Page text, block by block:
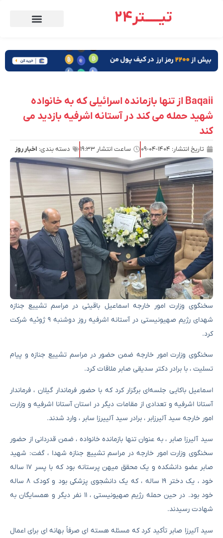
تیـــــتر24
Baqaii از تنها بازمانده اسرائیلی که به خانواده
شهید حمله می کند در آستانه اشرفیه بازدید می
کند
تاریخ انتشار: ۱۴۰۴-۰۴-۰۹ ساعت انتشار ۱۹:۳۳ دسته بندی: اخبار روز
سخنگوی وزارت امور خارجه اسماعیل باقیئی در مراسم تشییع جنازه
شهدای رژیم صهیونیستی در آستانه اشرفیه روز دوشنبه ۹ ژوئیه شرکت
کرد.
سخنگوی وزارت امور خارجه ضمن حضور در مراسم تشییع جنازه و پیام
تسلیت ، با برادر دکتر سدیقی صابر ملاقات کرد.
اسماعیل باکایی جلسه‌ای برگزار کرد که با حضور فرماندار گیلان ، فرماندار
آستانا اشرفیه و تعدادی از مقامات دیگر در استان آستانا اشرفیه و وزارت
امور خارجه سید آلیرزابر ، برادر سید آلییرزا سابر ، وارد شدند.
سید آلیرزا صابر ، به عنوان تنها بازمانده خانواده ، ضمن قدردانی از حضور
سخنگوی وزارت امور خارجه در مراسم تشییع جنازه شهدا ، گفت: شهید
صابر عضو دانشکده و یک محقق میهن پرستانه بود که با پسر ۱۷ ساله
خود ، یک دختر ۱۹ ساله ، که یک دانشجوی پزشکی بود و کودک ۸ ساله
خود بود. در حین حمله رژیم صهیونیستی ، ۱۱ نفر دیگر و همسایگان به
شهادت رسیدند.
سید آلیرزا صابر تأکید کرد که مسئله هسته ای صرفاً بهانه ای برای اعمال